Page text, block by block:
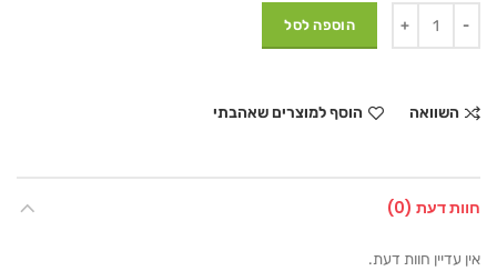
הוספה לסל
השוואה הוסף למוצרים שאהבתי
חוות דעת (0)
אין עדיין חוות דעת.